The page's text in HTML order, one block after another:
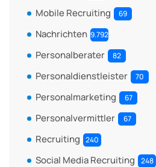
Mobile Recruiting 69
Nachrichten 9.792
Personalberater 82
Personaldienstleister 70
Personalmarketing 67
Personalvermittler 67
Recruiting 240
Social Media Recruiting 248